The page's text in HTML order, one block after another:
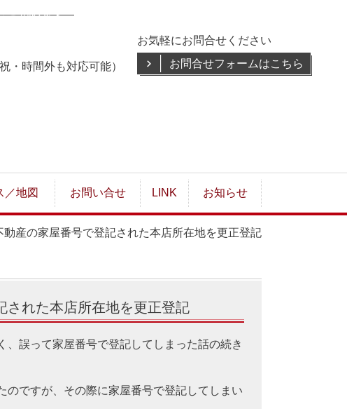
・時間外も対応可能）
お気軽にお問合せください
お問合せフォームはこちら
／地図 お問い合せ LINK お知らせ
産の家屋番号で登記された本店所在地を更正登記
れた本店所在地を更正登記
、誤って家屋番号で登記してしまった話の続き
のですが、その際に家屋番号で登記してしまい